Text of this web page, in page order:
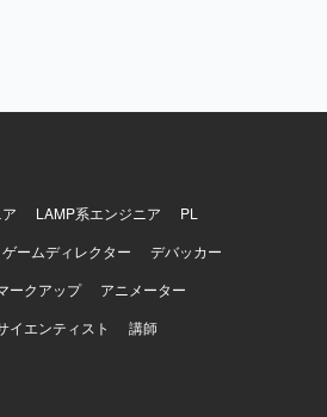
LAMP系エンジニア
PL
ゲームディレクター
デバッカー
ークアップ
アニメーター
イエンティスト 講師